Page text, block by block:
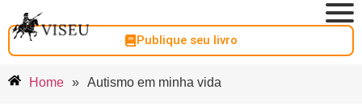
Publique seu livro
Home » Autismo em minha vida